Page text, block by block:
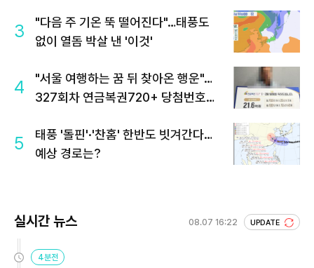
3
"다음 주 기온 뚝 떨어진다"…태풍도
없이 열돔 박살 낸 '이것'
4
"서울 여행하는 꿈 뒤 찾아온 행운"…
327회차 연금복권720+ 당첨번호조
5
태풍 '돌핀'·'찬홈' 한반도 빗겨간다…
예상 경로는?
실시간 뉴스 08.07 16:22 UPDATE
4분전